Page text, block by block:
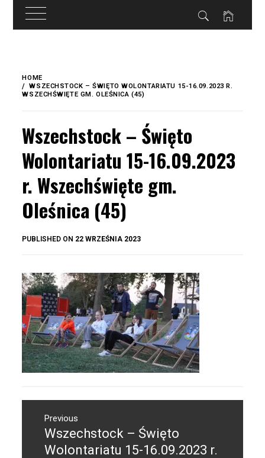
treści
content
HOME
WSZECHSTOCK – ŚWIĘTO WOLONTARIATU 15-16.09.2023 R.
WSZECHŚWIĘTE GM. OLEŚNICA (45)
Wszechstock – Święto
Wolontariatu 15-16.09.2023
r. Wszechświęte gm.
Oleśnica (45)
PUBLISHED ON 22 WRZEŚNIA 2023
wpisuPrevious
Previous
post:
Wszechstock – Święto
Wolontariatu 15-16.09.2023 r.